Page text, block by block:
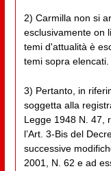
2) Carmilla non si
esclusivamente on
temi d'attualità è
temi sopra elencati.
3) Pertanto, in
soggetta alla
Legge 1948 N. 47,
l’Art. 3-Bis del
successive
2001, N. 62 e ad